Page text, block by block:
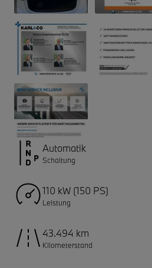
Automatik
Schaltung
110 kW (150 PS)
Leistung
43.494 km
Kilometerstand